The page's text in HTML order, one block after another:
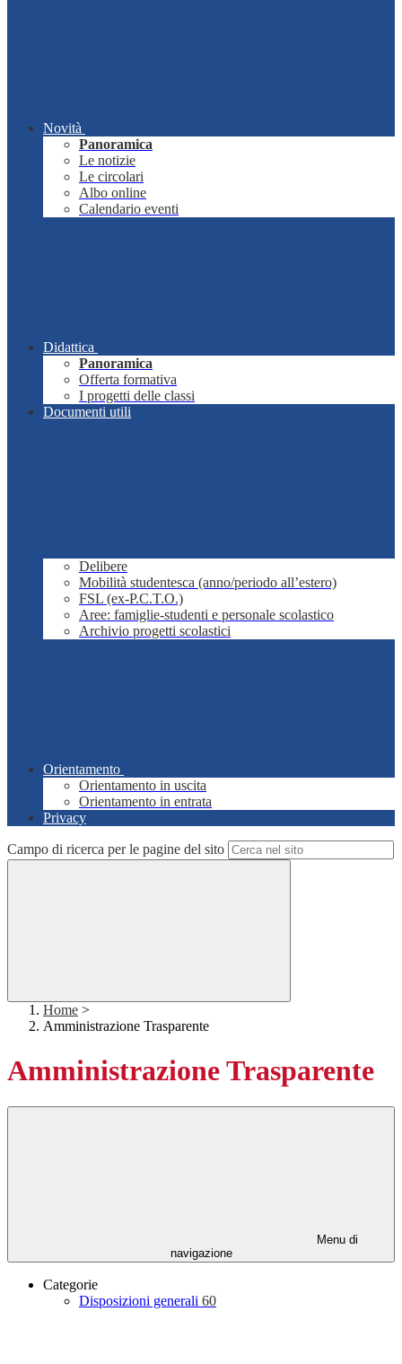
Novità
Panoramica
Le notizie
Le circolari
Albo online
Calendario eventi
Didattica
Panoramica
Offerta formativa
I progetti delle classi
Documenti utili
Delibere
Mobilità studentesca (anno/periodo all’estero)
FSL (ex-P.C.T.O.)
Aree: famiglie-studenti e personale scolastico
Archivio progetti scolastici
Orientamento
Orientamento in uscita
Orientamento in entrata
Privacy
Campo di ricerca per le pagine del sito
Home >
Amministrazione Trasparente
Amministrazione Trasparente
Menu di
navigazione
Categorie
Disposizioni generali 60